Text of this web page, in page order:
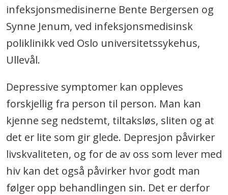
infeksjonsmedisinerne Bente Bergersen og
Synne Jenum, ved infeksjonsmedisinsk
poliklinikk ved Oslo universitetssykehus,
Ullevål.
Depressive symptomer kan oppleves
forskjellig fra person til person. Man kan
kjenne seg nedstemt, tiltaksløs, sliten og at
det er lite som gir glede. Depresjon påvirker
livskvaliteten, og for de av oss som lever med
hiv kan det også påvirker hvor godt man
følger opp behandlingen sin. Det er derfor